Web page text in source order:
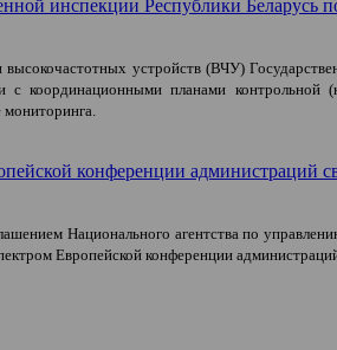
инспекции Республики Беларусь
устройств (ВЧУ)
координационными планами контрольной
конференции администраций
Национального агентства по
Европейской конференции